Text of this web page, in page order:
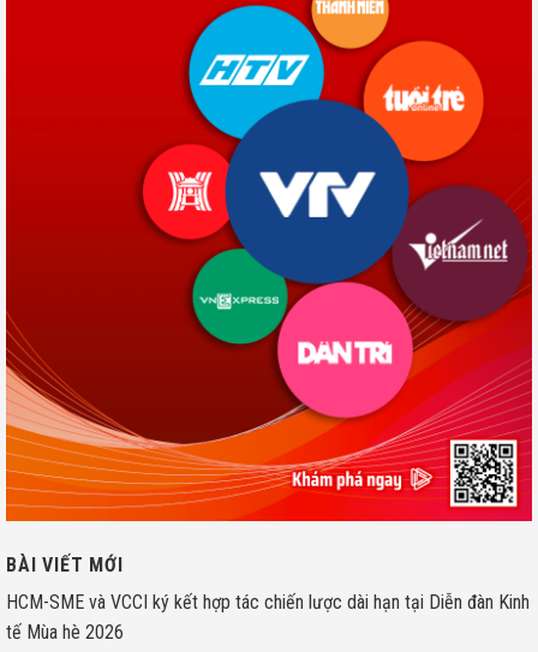
BÀI VIẾT MỚI
HCM-SME và VCCI ký kết hợp tác chiến lược dài hạn tại Diễn đàn Kinh
tế Mùa hè 2026